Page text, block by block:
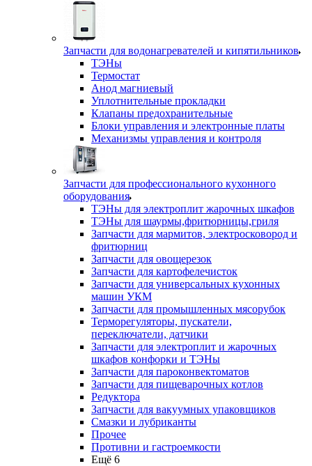
Запчасти для водонагревателей и кипятильников
ТЭНы
Термостат
Анод магниевый
Уплотнительные прокладки
Клапаны предохранительные
Блоки управления и электронные платы
Механизмы управления и контроля
Запчасти для профессионального кухонного
оборудования
ТЭНы для электроплит жарочных шкафов
ТЭНы для шаурмы,фритюрницы,гриля
Запчасти для мармитов, электросковород и
фритюрниц
Запчасти для овощерезок
Запчасти для картофелечисток
Запчасти для универсальных кухонных
машин УКМ
Запчасти для промышленных мясорубок
Терморегуляторы, пускатели,
переключатели, датчики
Запчасти для электроплит и жарочных
шкафов конфорки и ТЭНы
Запчасти для пароконвектоматов
Запчасти для пищеварочных котлов
Редуктора
Запчасти для вакуумных упаковщиков
Смазки и лубриканты
Прочее
Противни и гастроемкости
Ещё 6